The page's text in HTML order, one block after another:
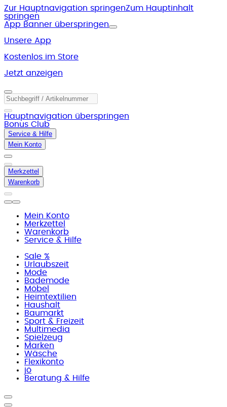
Zur Hauptnavigation springenZum Hauptinhalt
springen
App Banner überspringen
Unsere App
Kostenlos im Store
Jetzt anzeigen
Hauptnavigation überspringen
Bonus Club
Service & Hilfe
Mein Konto
Merkzettel
Warenkorb
Mein Konto
Merkzettel
Warenkorb
Service & Hilfe
Sale %
Urlaubszeit
Mode
Bademode
Möbel
Heimtextilien
Haushalt
Baumarkt
Sport & Freizeit
Multimedia
Spielzeug
Marken
Wäsche
Flexikonto
jö
Beratung & Hilfe